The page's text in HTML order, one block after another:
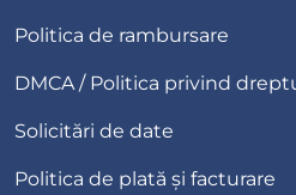
Politica de rambursare
DMCA / Politica privind
Solicitări de date
Politica de plată și facturare